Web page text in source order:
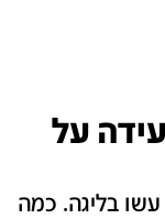
על
בליגה. כמה